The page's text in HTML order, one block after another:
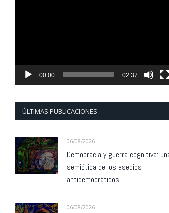
00:00 02:37
ÚLTIMAS PUBLICACIONES
06/08/2026
Democracia y guerra cognitiva:
semiótica de los asedios
antidemocráticos
06/08/2026